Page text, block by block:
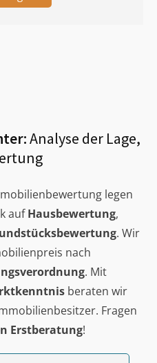
Analyse der Lage,
legen
aufHausbewertung,
. Wir
nach
. Mit
beraten wir
Fragen
Erstberatung!